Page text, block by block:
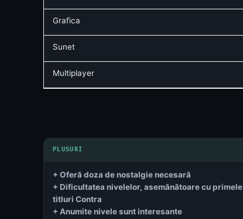
+ Oferă doza de nostalgie necesară
+ Dificultatea nivelelor, asemănătoare cu primele
titluri Contra
+ Anumite nivele sunt interesante
Grafica
Sunet
Multiplayer